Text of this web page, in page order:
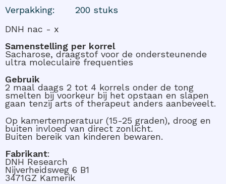
Verpakking:
200 stuks
DNH nac - x
Samenstelling per korrel
Sacharose, draagstof voor de ondersteunende
ultra moleculaire frequenties
Gebruik
2 maal daags 2 tot 4 korrels onder de tong
smelten bij voorkeur bij het opstaan en slapen
gaan tenzij arts of therapeut anders aanbeveelt.
Op kamertemperatuur (15-25 graden), droog en
buiten invloed van direct zonlicht.
Buiten bereik van kinderen bewaren.
Fabrikant:
DNH Research
Nijverheidsweg 6 B1
3471GZ Kamerik